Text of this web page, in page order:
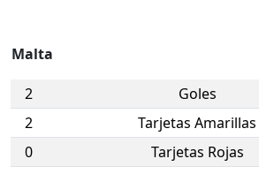
Malta
2 Goles
2
Tarjetas Amarillas
0
Tarjetas Rojas